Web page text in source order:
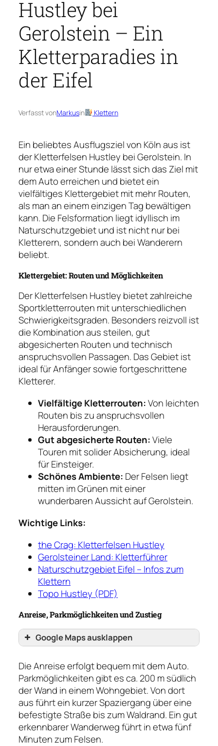
Hustley bei
Gerolstein – Ein
Kletterparadies in
der Eifel
Verfasst vonMarkusin Klettern
Ein beliebtes Ausflugsziel von Köln aus ist
der Kletterfelsen Hustley bei Gerolstein. In
nur etwa einer Stunde lässt sich das Ziel mit
dem Auto erreichen und bietet ein
vielfältiges Klettergebiet mit mehr Routen,
als man an einem einzigen Tag bewältigen
kann. Die Felsformation liegt idyllisch im
Naturschutzgebiet und ist nicht nur bei
Kletterern, sondern auch bei Wanderern
beliebt.
Klettergebiet: Routen und Möglichkeiten
Der Kletterfelsen Hustley bietet zahlreiche
Sportkletterrouten mit unterschiedlichen
Schwierigkeitsgraden. Besonders reizvoll ist
die Kombination aus steilen, gut
abgesicherten Routen und technisch
anspruchsvollen Passagen. Das Gebiet ist
ideal für Anfänger sowie fortgeschrittene
Kletterer.
Vielfältige Kletterrouten:Von leichten
Routen bis zu anspruchsvollen
Herausforderungen.
Gut abgesicherte Routen:Viele
Touren mit solider Absicherung, ideal
für Einsteiger.
Schönes Ambiente: Der Felsen liegt
mitten im Grünen mit einer
wunderbaren Aussicht auf Gerolstein.
Wichtige Links:
the Crag: Kletterfelsen Hustley
Gerolsteiner Land: Kletterführer
Naturschutzgebiet Eifel – Infos zum
Klettern
Topo Hustley (PDF)
Anreise, Parkmöglichkeiten und Zustieg
Google Maps ausklappen
Die Anreise erfolgt bequem mit dem Auto.
Parkmöglichkeiten gibt es ca. 200 m südlich
der Wand in einem Wohngebiet. Von dort
aus führt ein kurzer Spaziergang über eine
befestigte Straße bis zum Waldrand. Ein gut
erkennbarer Wanderweg führt in etwa fünf
Minuten zum Felsen.